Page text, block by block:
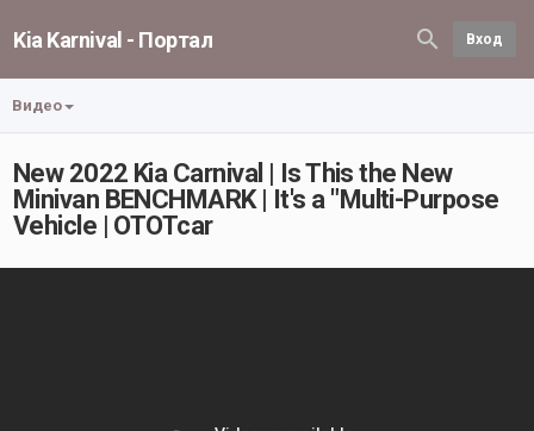
Kia Karnival - Портал Вход
Видео
New 2022 Kia Carnival | Is This the New
Minivan BENCHMARK | It's a "Multi-Purpose
Vehicle | OTOTcar